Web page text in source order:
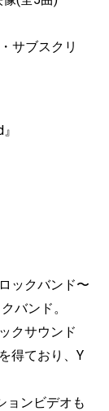
サブスクリ
ックバンド〜
バンド。
クサウンド
得ており、Y
ョンビデオも